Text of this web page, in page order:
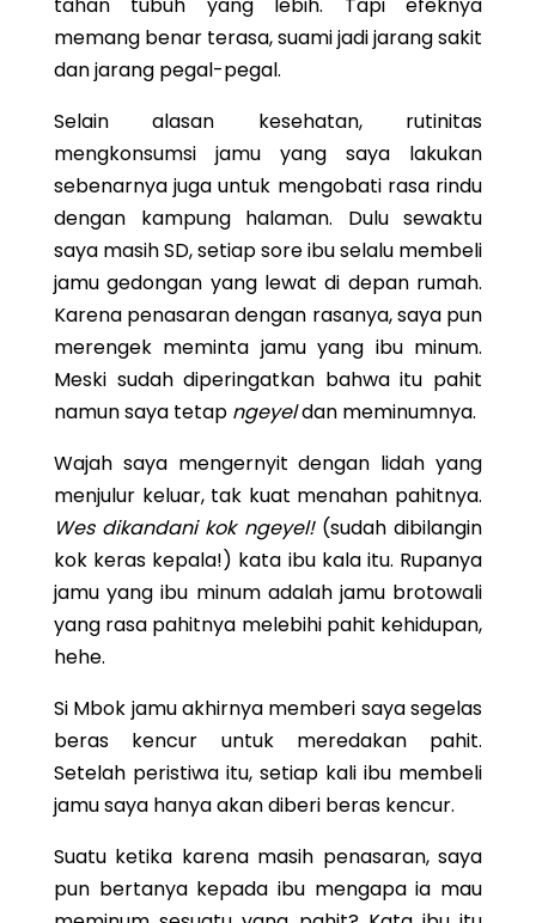
memang benar terasa, suami jadi jarang sakit
dan jarang pegal-pegal.
Selain alasan kesehatan, rutinitas
mengkonsumsi jamu yang saya lakukan
sebenarnya juga untuk mengobati rasa rindu
dengan kampung halaman. Dulu sewaktu
saya masih SD, setiap sore ibu selalu membeli
jamu gedongan yang lewat di depan rumah.
Karena penasaran dengan rasanya, saya pun
merengek meminta jamu yang ibu minum.
Meski sudah diperingatkan bahwa itu pahit
namun saya tetap ngeyeldan meminumnya.
Wajah saya mengernyit dengan lidah yang
menjulur keluar, tak kuat menahan pahitnya.
Wes dikandani kok ngeyel!(sudah dibilangin
kok keras kepala!) kata ibu kala itu. Rupanya
jamu yang ibu minum adalah jamu brotowali
yang rasa pahitnya melebihi pahit kehidupan,
hehe.
Si Mbok jamu akhirnya memberi saya segelas
beras kencur untuk meredakan pahit.
Setelah peristiwa itu, setiap kali ibu membeli
jamu saya hanya akan diberi beras kencur.
Suatu ketika karena masih penasaran, saya
pun bertanya kepada ibu mengapa ia mau